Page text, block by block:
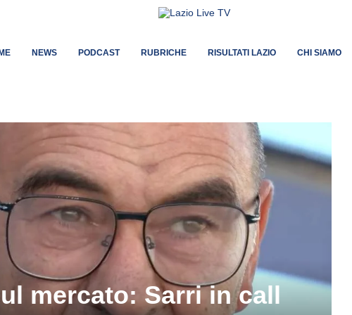
NEWS PODCAST RUBRICHE RISULTATI LAZIO CHI SIAMO
mercato: Sarri in call